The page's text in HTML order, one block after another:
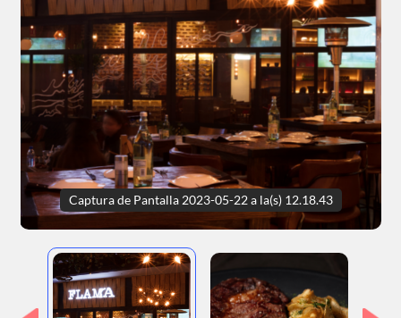
Captura de Pantalla 2023-05-22 a la(s) 12.18.43